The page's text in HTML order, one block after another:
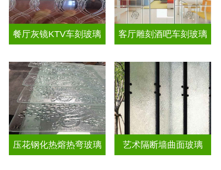
餐厅灰镜KTV车刻玻璃 客厅雕刻酒吧车刻玻璃
压花钢化热熔热弯玻璃 艺术隔断墙曲面玻璃